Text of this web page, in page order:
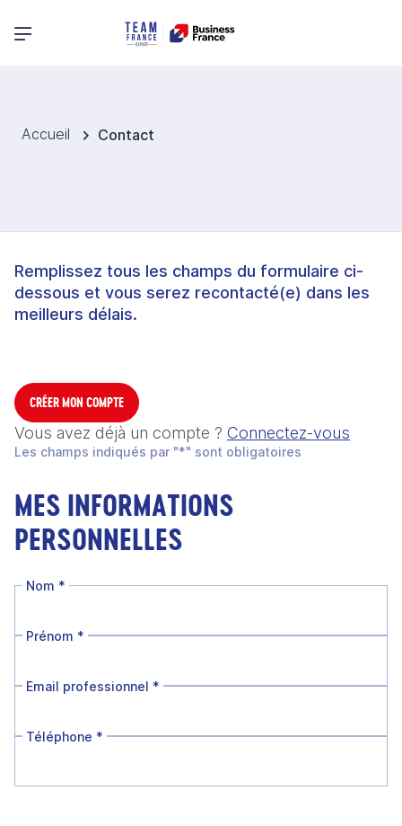
Menu principal
Accueil Contact
Remplissez tous les champs du formulaire ci-
dessous et vous serez recontacté(e) dans les
meilleurs délais.
CRÉER MON COMPTE
Vous avez déjà un compte ? Connectez-vous
Les champs indiqués par "*" sont obligatoires
MES INFORMATIONS
PERSONNELLES
Nom *
Prénom *
Email professionnel *
Téléphone *